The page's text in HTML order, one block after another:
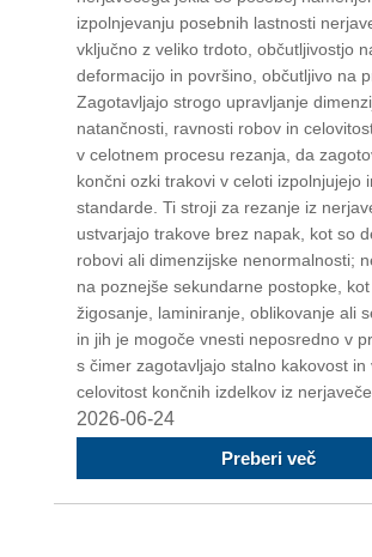
izpolnjevanju posebnih lastnosti
vključno z veliko trdoto, občutljivostjo
deformacijo in površino, občutljivo na
Zagotavljajo strogo upravljanje
natančnosti, ravnosti robov in
v celotnem procesu rezanja, da
končni ozki trakovi v celoti izpolnjujejo
standarde. Ti stroji za rezanje iz
ustvarjajo trakove brez napak, kot so
robovi ali dimenzijske nenormalnosti;
na poznejše sekundarne postopke,
žigosanje, laminiranje, oblikovanje ali
in jih je mogoče vnesti neposredno v
s čimer zagotavljajo stalno kakovost in
celovitost končnih izdelkov iz
2026-06-24
Preberi več